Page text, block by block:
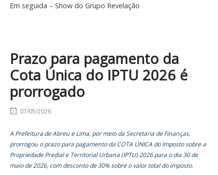
Em seguida – Show do Grupo Revelação
Prazo para pagamento da
Cota Única do IPTU 2026 é
prorrogado
07/05/2026
A Prefeitura de Abreu e Lima, por meio da Secretaria de Finanças,
prorrogou o prazo para pagamento da COTA ÚNICA do Imposto sobre a
Propriedade Predial e Territorial Urbana (IPTU) 2026 para o dia 30 de
maio de 2026, com desconto de 30% sobre o valor total do imposto.